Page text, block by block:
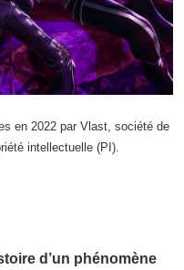
en 2022 par Vlast, société de
intellectuelle (PI).
d’un phénomène